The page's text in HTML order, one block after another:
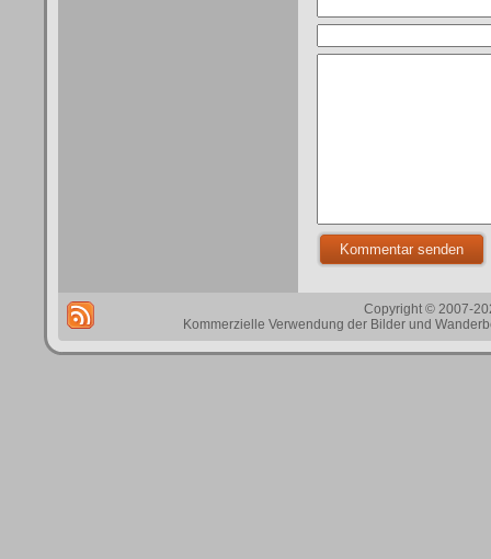
Copyright © 2007-
Kommerzielle Verwendung der Bilder und